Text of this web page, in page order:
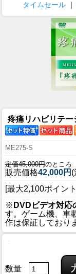
タイムセール ｜
疼痛リハビリテー
ME275-S
定価45,000円のところ
販売価格42,000円 (
[最大2,100ポイン
※ DVDビデオ対応
す。ゲーム機、車
作は保証しており
数量